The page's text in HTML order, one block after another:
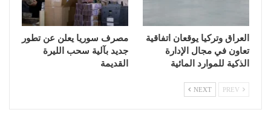
العراق وتركيا يوقعان اتفاقية
تعاون في مجال الإدارة
الذكية للموارد المائية
مصرف سوريا يعلن عن تطور
جديد بآلية سحب الليرة
القديمة
NEXT